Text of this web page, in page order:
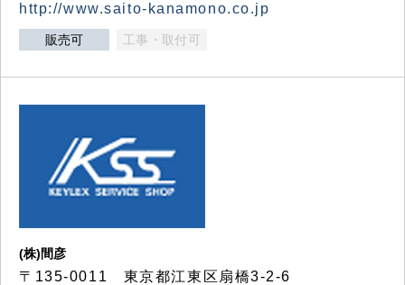
http://www.saito-kanamono.co.jp
販売可 工事・取付可
(株)間彦
〒135-0011 東京都江東区扇橋3-2-6